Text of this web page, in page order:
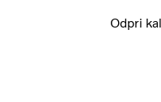
Odpri